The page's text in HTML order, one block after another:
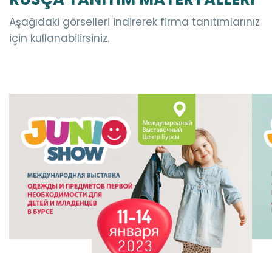
Aşağıdaki görselleri indirerek firma tanıtımlarınız
için kullanabilirsiniz.